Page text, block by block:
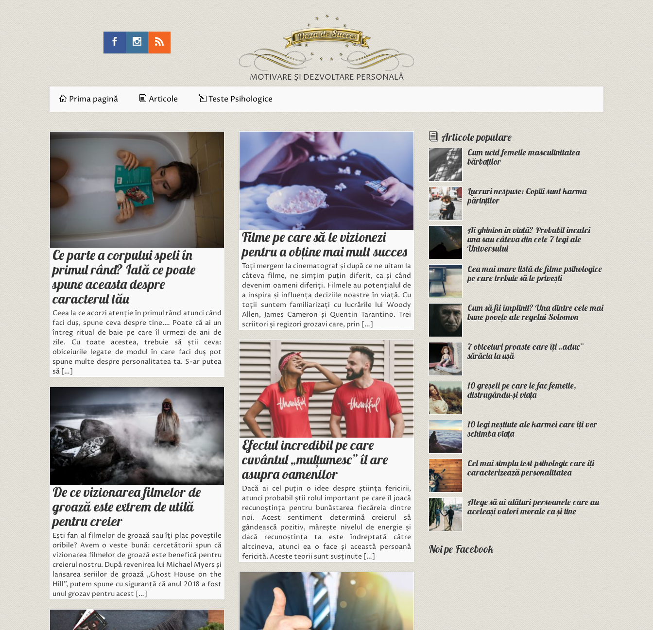
MOTIVARE ȘI DEZVOLTARE PERSONALĂ
Prima pagină Articole Teste Psihologice
Ce parte a corpului speli în
primul rând? Iată ce poate
spune aceasta despre
caracterul tău
Ceea la ce acorzi atenție în primul rând atunci când
faci duș, spune ceva despre tine.… Poate că ai un
întreg ritual de baie pe care îl urmezi de ani de
zile. Cu toate acestea, trebuie să știi ceva:
obiceiurile legate de modul în care faci duș pot
spune multe despre personalitatea ta. S-ar putea
să […]
De ce vizionarea filmelor de
groază este extrem de utilă
pentru creier
Eşti fan al filmelor de groază sau îţi plac poveştile
oribile? Avem o veste bună: cercetătorii spun că
vizionarea filmelor de groază este benefică pentru
creierul nostru. După revenirea lui Michael Myers și
lansarea seriilor de groază „Ghost House on the
Hill”, putem spune cu siguranță că anul 2018 a fost
unul grozav pentru acest […]
Filme pe care să le vizionezi
pentru a obţine mai mult succes
Toți mergem la cinematograf și după ce ne uitam la
câteva filme, ne simțim puțin diferit, ca și când
devenim oameni diferiți. Filmele au potențialul de
a inspira și influența deciziile noastre în viață. Cu
toții suntem familiarizați cu lucrările lui Woody
Allen, James Cameron și Quentin Tarantino. Trei
scriitori și regizori grozavi care, prin […]
Efectul incredibil pe care
cuvântul „mulțumesc” îl are
asupra oamenilor
Dacă ai cel puțin o idee despre știința fericirii,
atunci probabil știi rolul important pe care îl joacă
recunoștința pentru bunăstarea fiecăreia dintre
noi. Acest sentiment determină creierul să
gândească pozitiv, mărește nivelul de energie și
dacă recunoștința ta este îndreptată către
altcineva, atunci ea o face și această persoană
fericită. Aceste teorii sunt susținute […]
Articole populare
Cum ucid femeile masculinitatea
bărbaților
Lucruri nespuse: Copiii sunt karma
părinților
Ai ghinion în viață? Probabil încalci
una sau câteva din cele 7 legi ale
Universului
Cea mai mare listă de filme psihologice
pe care trebuie să le privești
Cum să fii împlinit? Una dintre cele mai
bune povețe ale regelui Solomon
7 obiceiuri proaste care îți „aduc”
sărăcia la ușă
10 greșeli pe care le fac femeile,
distrugându-și viața
10 legi neștiute ale karmei care îți vor
schimba viața
Cel mai simplu test psihologic care îți
caracterizează personalitatea
Alege să ai alături persoanele care au
aceleași valori morale ca și tine
Noi pe Facebook